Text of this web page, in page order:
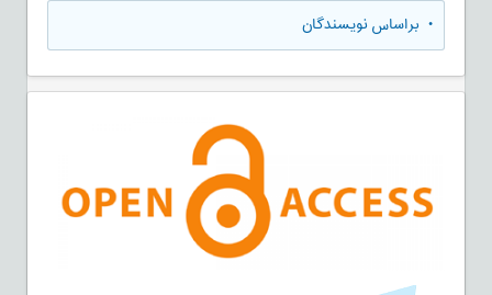
• براساس نویسندگان